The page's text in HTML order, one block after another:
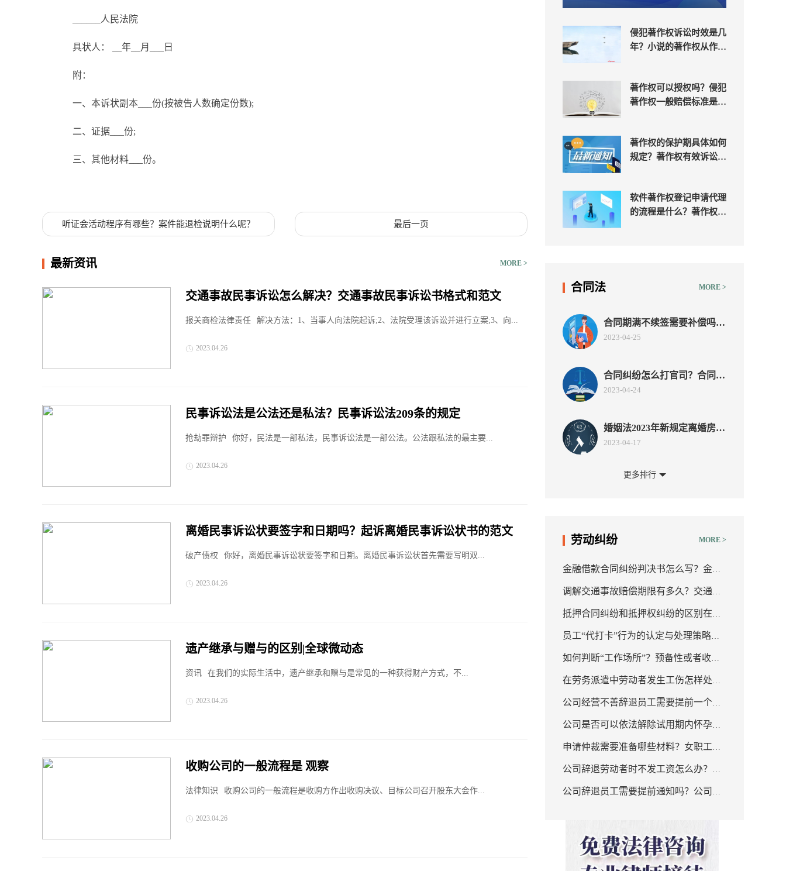
______人民法院
具状人： __年__月___日
附：
一、本诉状副本___份(按被告人数确定份数);
二、证据___份;
三、其他材料___份。
听证会活动程序有哪些？案件能退检说明什么呢？ 最后一页
MORE >
最新资讯
交通事故民事诉讼怎么解决？交通事故民事诉讼书格式和范文
报关商检法律责任 解决方法：1、当事人向法院起诉;2、法院受理该诉讼并进行立案;3、向...
2023.04.26
民事诉讼法是公法还是私法？民事诉讼法209条的规定
抢劫罪辩护 你好，民法是一部私法，民事诉讼法是一部公法。公法跟私法的最主要...
2023.04.26
离婚民事诉讼状要签字和日期吗？起诉离婚民事诉讼状书的范文
破产债权 你好，离婚民事诉讼状要签字和日期。离婚民事诉讼状首先需要写明双...
2023.04.26
遗产继承与赠与的区别|全球微动态
资讯 在我们的实际生活中，遗产继承和赠与是常见的一种获得财产方式，不...
2023.04.26
收购公司的一般流程是 观察
法律知识 收购公司的一般流程是收购方作出收购决议、目标公司召开股东大会作...
2023.04.26
侵犯著作权诉讼时效是几
年？小说的著作权从作品
著作权可以授权吗？侵犯
著作权一般赔偿标准是多
著作权的保护期具体如何
规定？著作权有效诉讼期
软件著作权登记申请代理
的流程是什么？著作权代
MORE >
合同法
合同期满不续签需要补偿吗？
合同终止不续签需要补偿吗？
2023-04-25
合同纠纷怎么打官司？合同纠
纷的几种主要类型介绍
2023-04-24
婚姻法2023年新规定离婚房产
如何分割？办理结婚结婚登记
2023-04-17
北京海关5年工龄能拿多少工
民法典年薪制终止合同怎么赔
偿？劳动合同终止流程复杂
2023-04-06
债务清偿之后合同会终止吗？
债务免除的特点有哪些？
更多排行
MORE >
劳动纠纷
金融借款合同纠纷判决书怎么写？金融
借款合同纠纷相关法律条文介绍
调解交通事故赔偿期限有多久？交通事
故起诉到判决执行要多久？
抵押合同纠纷和抵押权纠纷的区别在
哪？抵押合同纠纷的法律依据有哪些？
员工“代打卡”行为的认定与处理策略是
怎样的？员工“代打卡”可以直接解除劳
动合同吗？
如何判断“工作场所”？预备性或者收尾
性工作如何判断？
​在劳务派遣中劳动者发生工伤怎样处
理？派遣单位需要承担工伤赔偿责任
吗？
公司经营不善辞退员工需要提前一个月
通知员工吗？员工可以得到什么补偿？
公司是否可以依法解除试用期内怀孕的
女职工呢？女职工申请劳动仲裁的步骤
有哪些？
申请仲裁需要准备哪些材料？女职工可
以选择申请仲裁吗？
公司辞退劳动者时不发工资怎么办？劳
动者维权的手段有哪些？
公司辞退员工需要提前通知吗？公司辞